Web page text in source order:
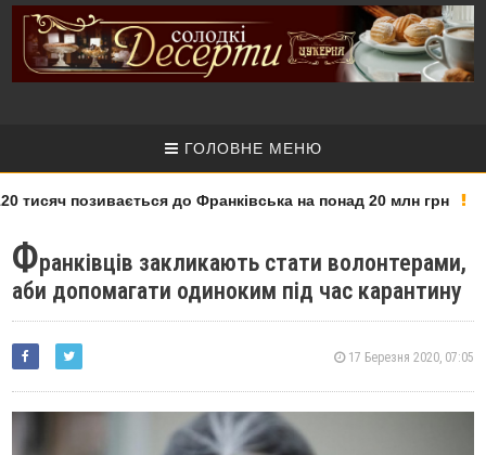
ГОЛОВНЕ МЕНЮ
позивається до Франківська на понад 20 млн грн
Франківців закликають стати волонтерами,
аби допомагати одиноким під час карантину
17 Березня 2020, 07:05